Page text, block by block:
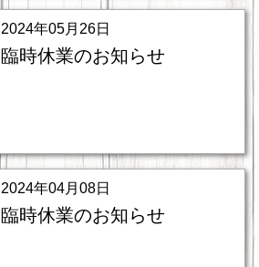
2024年05月26日
臨時休業のお知らせ
2024年04月08日
臨時休業のお知らせ